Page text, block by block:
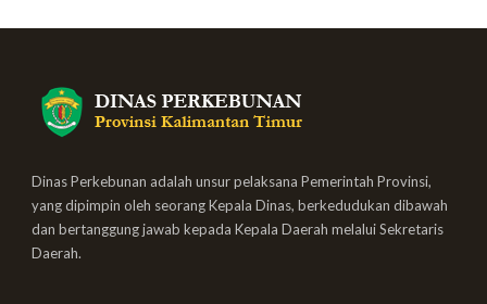
Dinas Perkebunan adalah unsur pelaksana Pemerintah Provinsi,
yang dipimpin oleh seorang Kepala Dinas, berkedudukan dibawah
dan bertanggung jawab kepada Kepala Daerah melalui Sekretaris
Daerah.